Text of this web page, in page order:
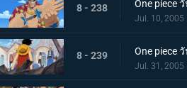
8 - 238
Jul. 10, 2005
8 - 239
Jul. 31, 2005